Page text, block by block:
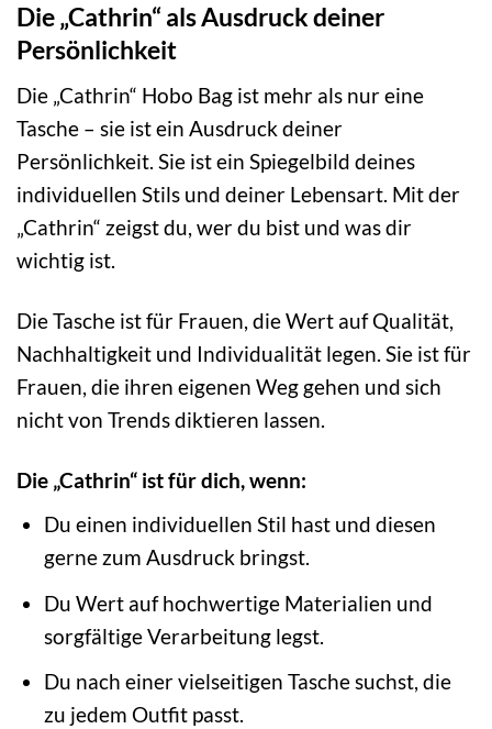
Die „Cathrin“ als Ausdruck deiner
Persönlichkeit
Die „Cathrin“ Hobo Bag ist mehr als nur eine
Tasche – sie ist ein Ausdruck deiner
Persönlichkeit. Sie ist ein Spiegelbild deines
individuellen Stils und deiner Lebensart. Mit der
„Cathrin“ zeigst du, wer du bist und was dir
wichtig ist.
Die Tasche ist für Frauen, die Wert auf Qualität,
Nachhaltigkeit und Individualität legen. Sie ist für
Frauen, die ihren eigenen Weg gehen und sich
nicht von Trends diktieren lassen.
Die „Cathrin“ ist für dich, wenn:
Du einen individuellen Stil hast und diesen
gerne zum Ausdruck bringst.
Du Wert auf hochwertige Materialien und
sorgfältige Verarbeitung legst.
Du nach einer vielseitigen Tasche suchst, die
zu jedem Outfit passt.